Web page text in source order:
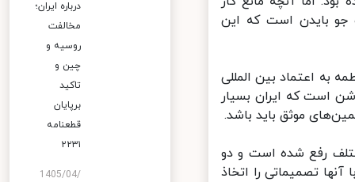
جو بایدن است که این
به اعتماد بین المللی
است که ایران بسیار
موثق باید باشد.
رفع شده است و دو
تصمیماتی را اتخاذ
درباره ایران؛
مخالفت
روسیه و
چین و
تاکید
برپایان
قطعنامه
۲۲۳۱
1405/04/